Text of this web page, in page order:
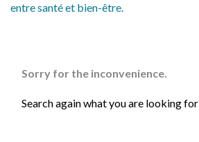
entre santé et bien-être.
Sorry for the inconvenience.
Search again what you are looking for